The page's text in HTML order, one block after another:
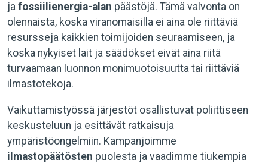
ja fossiilienergia-alan päästöjä. Tämä valvonta on
olennaista, koska viranomaisilla ei aina ole riittäviä
resursseja kaikkien toimijoiden seuraamiseen, ja
koska nykyiset lait ja säädökset eivät aina riitä
turvaamaan luonnon monimuotoisuutta tai riittäviä
ilmastotekoja.
Vaikuttamistyössä järjestöt osallistuvat poliittiseen
keskusteluun ja esittävät ratkaisuja
ympäristöongelmiin. Kampanjoimme
ilmastopäätösten puolesta ja vaadimme tiukempia